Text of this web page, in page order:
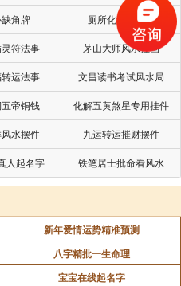
靠山”，改善家人运势。
免影响邻居（如不将泰
需考虑楼层承重（避免大
角，可在窗台下方摆放
击，同时避免遮挡采光。
煞与调和气场
角牌 厕所化秽气煞套
符法事 茅山大师风水挂画
运法事 文昌读书考试风水局
帝铜钱 化解五黄煞星专用挂件
水摆件 九运转运摧财摆件
人起名字 铁笔居士批命看风水
新年爱情运势精准预测
八字精批一生命理
宝宝在线起名字